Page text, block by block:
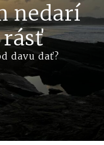
nedarí
davu dať?